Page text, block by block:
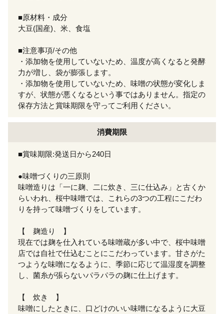
■原材料・成分
大豆(国産)、米、食塩
■注意事項/その他
・添加物を使用していないため、温度が高くなると発酵
力が増し、袋が膨張します。
・添加物を使用していないため、味噌の状態が変化しま
すが、状態が悪くなるという事ではありません。指定の
保存方法と賞味期限を守ってご利用ください。
消費期限
■賞味期限:発送日から240日
●味噌づくりの三原則
味噌造りは「一に麹、二に炊き、三に仕込み」と古くか
らいわれ、桜中味噌では、これらの3つの工程にこだわ
りを持って味噌づくりをしています。
【 麹造り 】
現在では麹を仕入れている味噌蔵が多い中で、桜中味噌
店では自社で仕込むことにこだわっています。甘さがた
つような味噌になるように、季節に応じて温湿度を調整
し、菌糸が張らないパラパラの麹に仕上げます。
【 炊き 】
味噌にしたときに、口どけのいい味噌になるように大豆